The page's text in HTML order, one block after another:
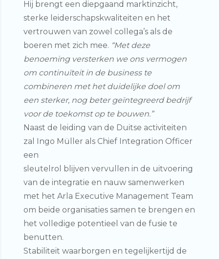
Hij brengt een diepgaand marktinzicht,
sterke leiderschapskwaliteiten en het
vertrouwen van zowel collega’s als de
boeren met zich mee. “Met deze
benoeming versterken we ons vermogen
om continuïteit in de business te
combineren met het duidelijke doel om
een sterker, nog beter geïntegreerd bedrijf
voor de toekomst op te bouwen.”
Naast de leiding van de Duitse activiteiten
zal Ingo Müller als Chief Integration Officer
een
sleutelrol blijven vervullen in de uitvoering
van de integratie en nauw samenwerken
met het Arla Executive Management Team
om beide organisaties samen te brengen en
het volledige potentieel van de fusie te
benutten.
Stabiliteit waarborgen en tegelijkertijd de